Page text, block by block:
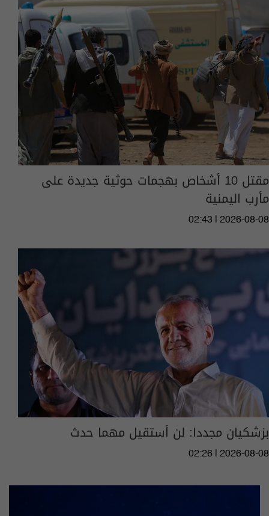
مقتل 10 أشخاص بهجمات حوثية جديدة على
مأرب اليمنية
02:43 | 2026-08-08
بزشكيان مجددا: لن أستقيل مهما حدث
02:26 | 2026-08-08